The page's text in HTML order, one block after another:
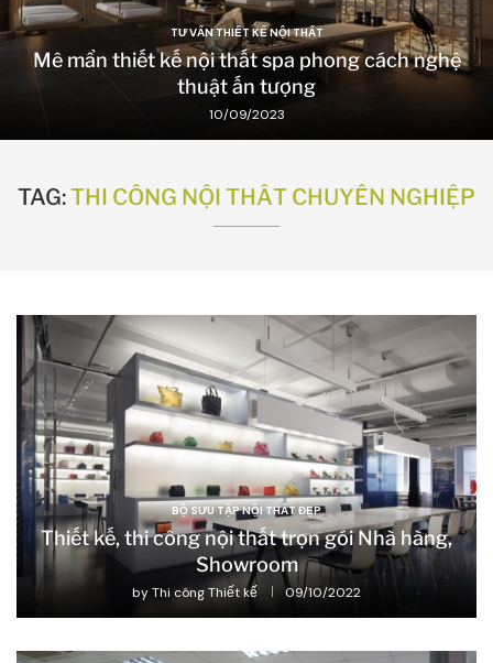
TƯ VẤN THIẾT KẾ NỘI THẤT
Mê mẩn thiết kế nội thất spa phong cách nghệ
thuật ấn tượng
10/09/2023
TAG:THI CÔNG NỘI THẤT CHUYÊN NGHIỆP
BỘ SƯU TẬP NỘI THẤT ĐẸP
Thiết kế, thi công nội thất trọn gói Nhà hàng,
Showroom
byThi công Thiết kế 09/10/2022